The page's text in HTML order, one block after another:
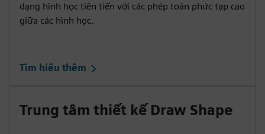
dạng hình học tiên tiến với các phép toán phức tạp cao
giữa các hình học.
Tìm hiểu thêm
Trung tâm thiết kế Draw Shape